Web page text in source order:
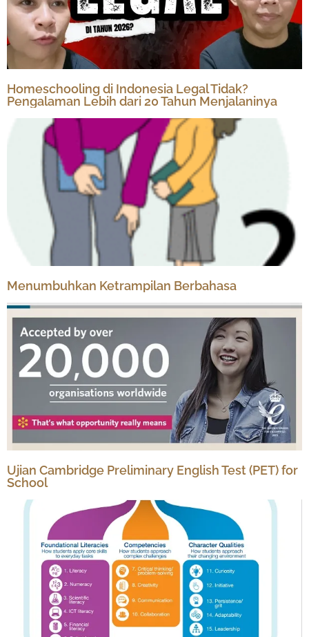
Homeschooling di Indonesia Legal Tidak?
Pengalaman Lebih dari 20 Tahun Menjalaninya
Menumbuhkan Ketrampilan Berbahasa
Ujian Cambridge Preliminary English Test (PET) for
School